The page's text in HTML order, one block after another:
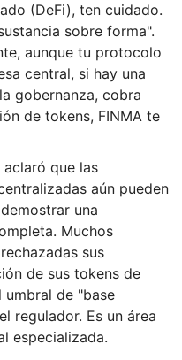
(DeFi), ten cuidado.
sobre forma".
aunque tu protocolo
central, si hay una
gobernanza, cobra
de tokens, FINMA te
que las
aún pueden
una
Muchos
sus
de sus tokens de
de "base
regulador. Es un área
especializada.